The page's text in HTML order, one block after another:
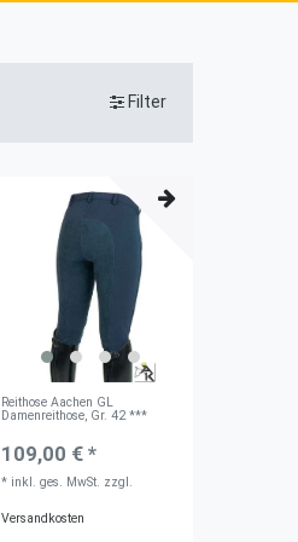
Filter
Reithose Aachen GL
Damenreithose, Gr. 42 ***
109,00 € *
* inkl. ges. MwSt. zzgl.
Versandkosten